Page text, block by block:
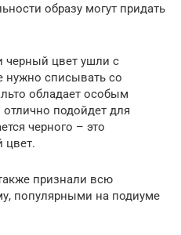
образу могут придать
черный цвет ушли с
нужно списывать со
обладает особым
подойдет для
черного – это
цвет.
признали всю
популярными на подиуме